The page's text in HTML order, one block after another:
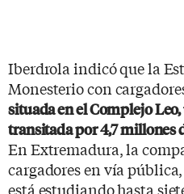
Iberdrola indicó que la
Monesterio con
situada en el Complejo
transitada por 4,7 millones
En Extremadura, la
cargadores en vía
está estudiando hasta